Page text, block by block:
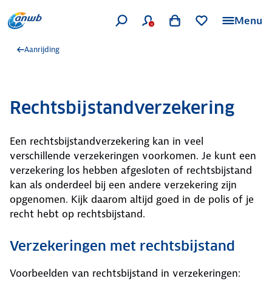
Menu
Aanrijding
Rechtsbijstandverzekering
Een rechtsbijstandverzekering kan in veel
verschillende verzekeringen voorkomen. Je kunt een
verzekering los hebben afgesloten of rechtsbijstand
kan als onderdeel bij een andere verzekering zijn
opgenomen. Kijk daarom altijd goed in de polis of je
recht hebt op rechtsbijstand.
Verzekeringen met rechtsbijstand
Voorbeelden van rechtsbijstand in verzekeringen: